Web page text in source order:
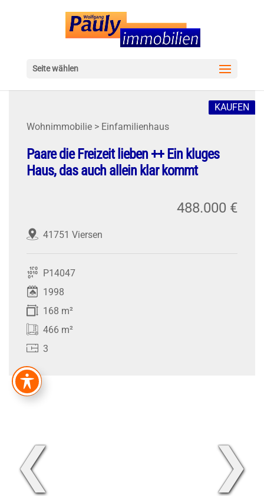
Seite wählen
Wohnimmobilie > Einfamilienhaus
KAUFEN
Paare die Freizeit lieben ++ Ein kluges
Haus, das auch allein klar kommt
41751 Viersen
488.000 €
P14047
1998
168 m²
466 m²
3
❮ ❯